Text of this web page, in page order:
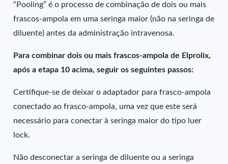
“Pooling” é o processo de combinação de dois ou mais
frascos-ampola em uma seringa maior (não na seringa de
diluente) antes da administração intravenosa.
Para combinar dois ou mais frascos-ampola de Elprolix,
após a etapa 10 acima, seguir os seguintes passos:
Certifique-se de deixar o adaptador para frasco-ampola
conectado ao frasco-ampola, uma vez que este será
necessário para conectar à seringa maior do tipo luer
lock.
Não desconectar a seringa de diluente ou a seringa